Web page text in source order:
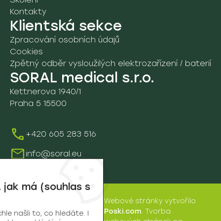
Školení
Kontakty
Klientská sekce
Zpracování osobních údajů
Cookies
Zpětný odběr vysloužilých elektrozařízení / baterií
SORAL medical s.r.o.
Kettnerova 1940/1
Praha 5 15500
+420 605 283 516
info@soral.eu
medical
Webové stránkyvytvořilo
Poski.com. Tvorba
má (souhlas s
našli to, co hledáte. I